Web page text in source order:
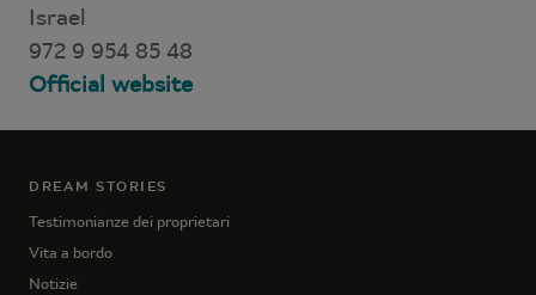
Israel
972 9 954 85 48
Official website
DREAM STORIES
Testimonianze dei proprietari
Vita a bordo
Notizie